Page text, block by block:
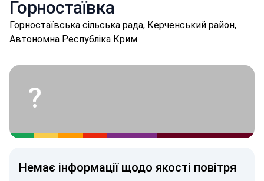
Горностаївка
Горностаївська сільська рада, Керченський район,
Автономна Республіка Крим
?
Немає інформації щодо якості повітря